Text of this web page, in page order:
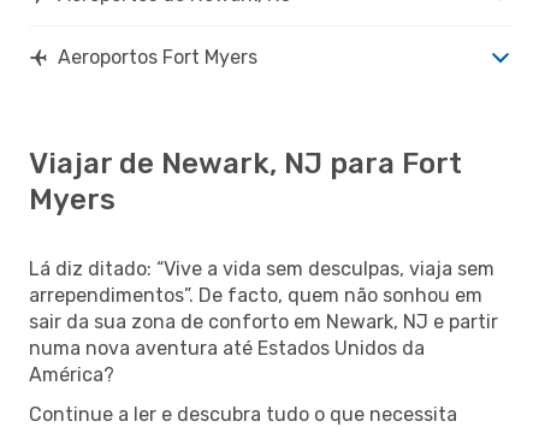
Aeroportos Fort Myers
Viajar de Newark, NJ para Fort
Myers
Lá diz ditado: “Vive a vida sem desculpas, viaja sem
arrependimentos”. De facto, quem não sonhou em
sair da sua zona de conforto em Newark, NJ e partir
numa nova aventura até Estados Unidos da
América?
Continue a ler e descubra tudo o que necessita